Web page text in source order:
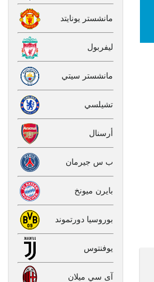
مانشستر يونايتد
ليفربول
مانشستر سيتي
تشيلسي
أرسنال
ب س جيرمان
بايرن ميونخ
بوروسيا دورتموند
يوفنتوس
آى سي ميلان